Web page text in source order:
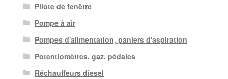
Pilote de fenêtre
Pompe à air
Pompes d'alimentation, paniers d'aspiration
Potentiomètres, gaz. pédales
Réchauffeurs diesel